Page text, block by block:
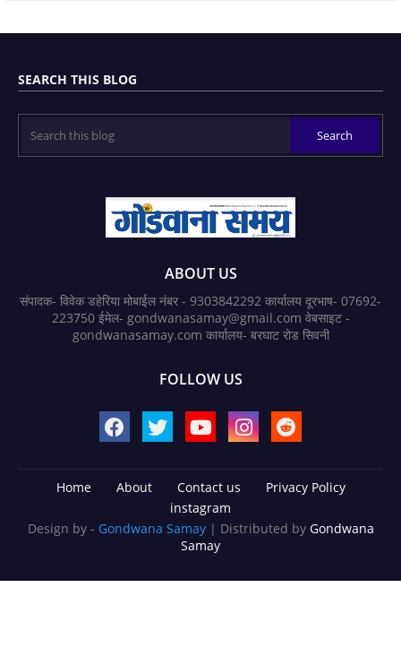
SEARCH THIS BLOG
ABOUT US
संपादक- विवेक डहेरिया मोबाईल नंबर - 9303842292 कार्यालय दूरभाष- 07692-
223750 ईमेल- gondwanasamay@gmail.com वेबसाइट -
gondwanasamay.com कार्यालय- बरघाट रोड सिवनी
FOLLOW US
Home About Contact us
Privacy Policy
instagram
Design by - Gondwana Samay | Distributed by Gondwana
Samay